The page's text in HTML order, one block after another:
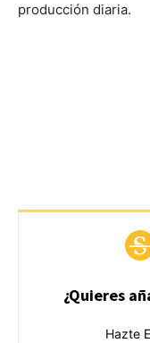
producción diaria.
¿Quieres
Hazte